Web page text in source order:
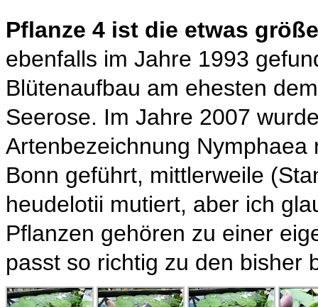
Pflanze 4 ist die etwas
ebenfalls im Jahre 1993
Blütenaufbau am ehesten
Seerose. Im Jahre 2007
Artenbezeichnung
Bonn geführt, mittlerweile
heudelotii mutiert, aber ich
Pflanzen gehören zu einer
passt so richtig zu den bisher